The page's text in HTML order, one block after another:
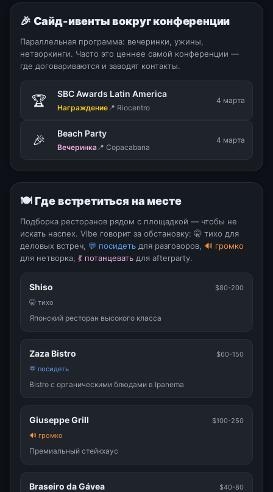
🎉 Сайд-ивенты вокруг конференции
Параллельная программа: вечеринки, ужины,
нетворкинги. Часто это ценнее самой конференции —
где договариваются и заводят контакты.
🏆 SBC Awards Latin America
Награждение📍 Riocentro
4 марта
🎉 Beach Party
Вечеринка📍 Copacabana
4 марта
🍽 Где встретиться на месте
Подборка ресторанов рядом с площадкой — чтобы не
искать наспех. Vibe говорит за обстановку: 🤫 тихо для
деловых встреч, 💬 посидеть для разговоров, 🔊 громко
для нетворка, 💃 потанцевать для afterparty.
Shiso
$80-200
🤫 тихо
Японский ресторан высокого класса
Zaza Bistro
$60-150
💬 посидеть
Bistro с органическими блюдами в Ipanema
Giuseppe Grill
$100-250
🔊 громко
Премиальный стейкхаус
Braseiro da Gávea
$40-80